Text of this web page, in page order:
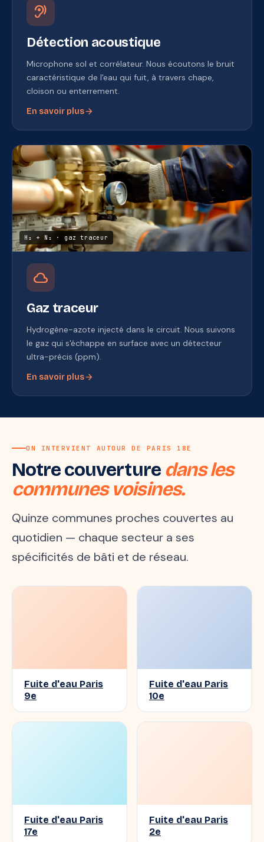
hearing
Détection acoustique
Microphone sol et corrélateur. Nous écoutons le bruit
caractéristique de l'eau qui fuit, à travers chape,
cloison ou enterrement.
En savoir plusarrow_forward
H₂ + N₂ · gaz traceur
cloud
Gaz traceur
Hydrogène-azote injecté dans le circuit. Nous suivons
le gaz qui s'échappe en surface avec un détecteur
ultra-précis (ppm).
En savoir plusarrow_forward
ON INTERVIENT AUTOUR DE PARIS 18E
Notre couverture dans les
communes voisines.
Quinze communes proches couvertes au
quotidien — chaque secteur a ses
spécificités de bâti et de réseau.
Fuite d'eau Paris
9e
Fuite d'eau Paris
10e
Fuite d'eau Paris
17e
Fuite d'eau Paris
2e